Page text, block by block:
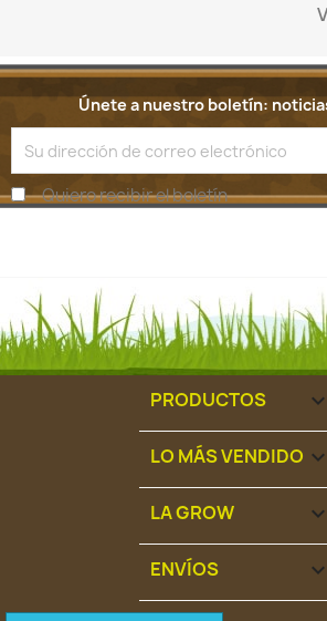
Únete a nuestro boletín:
Quiero recibir el boletín
PRODUCTOS 
LO MÁS VENDIDO 
LA GROW 
ENVÍOS 